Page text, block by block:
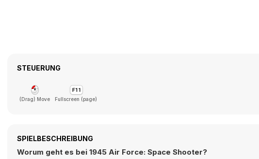
STEUERUNG
(Drag) Move Fullscreen (page)
SPIELBESCHREIBUNG
Worum geht es bei 1945 Air Force: Space Shooter?